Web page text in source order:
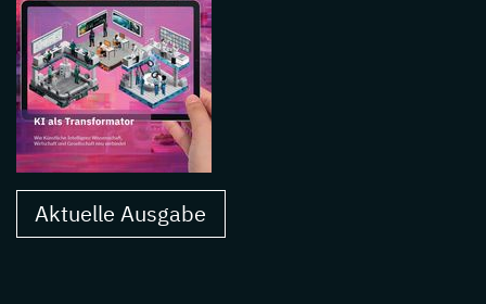
Aktuelle Ausgabe